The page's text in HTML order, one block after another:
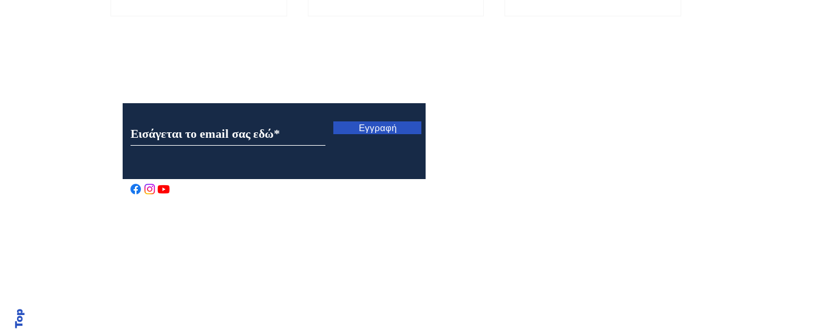
Εορτή της Μεταμορφώσεως
του Σωτήρος στον Ιερό Ναό
Καρελέϊκα Ναυπάκτου
Μητρόπολη Ναυπάκτου και
Αγίου Βλασίου: Αρχιερατική
της ορεινής Ναυπακτίας
Εγγραφή